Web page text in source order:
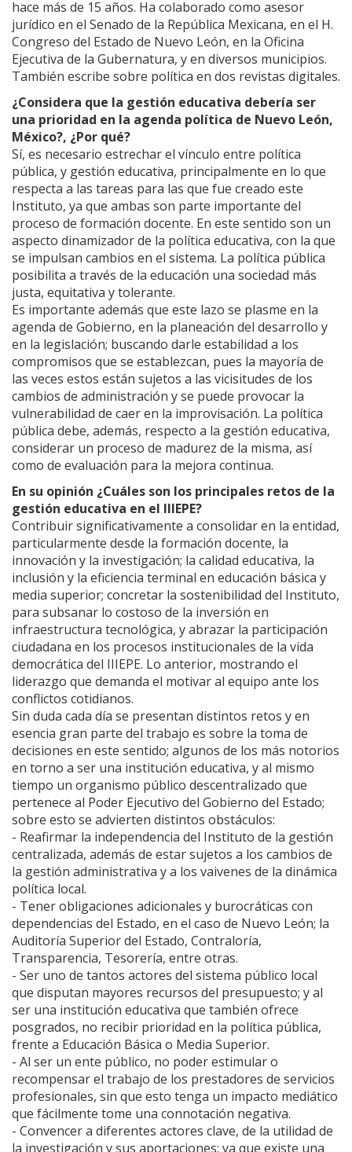
hace más de 15 años. Ha colaborado como asesor
jurídico en el Senado de la República Mexicana, en el H.
Congreso del Estado de Nuevo León, en la Oficina
Ejecutiva de la Gubernatura, y en diversos municipios.
También escribe sobre política en dos revistas digitales.
¿Considera que la gestión educativa debería ser
una prioridad en la agenda política de Nuevo León,
México?, ¿Por qué?
Sí, es necesario estrechar el vínculo entre política
pública, y gestión educativa, principalmente en lo que
respecta a las tareas para las que fue creado este
Instituto, ya que ambas son parte importante del
proceso de formación docente. En este sentido son un
aspecto dinamizador de la política educativa, con la que
se impulsan cambios en el sistema. La política pública
posibilita a través de la educación una sociedad más
justa, equitativa y tolerante.
Es importante además que este lazo se plasme en la
agenda de Gobierno, en la planeación del desarrollo y
en la legislación; buscando darle estabilidad a los
compromisos que se establezcan, pues la mayoría de
las veces estos están sujetos a las vicisitudes de los
cambios de administración y se puede provocar la
vulnerabilidad de caer en la improvisación. La política
pública debe, además, respecto a la gestión educativa,
considerar un proceso de madurez de la misma, así
como de evaluación para la mejora continua.
En su opinión ¿Cuáles son los principales retos de la
gestión educativa en el IIIEPE?
Contribuir significativamente a consolidar en la entidad,
particularmente desde la formación docente, la
innovación y la investigación; la calidad educativa, la
inclusión y la eficiencia terminal en educación básica y
media superior; concretar la sostenibilidad del Instituto,
para subsanar lo costoso de la inversión en
infraestructura tecnológica, y abrazar la participación
ciudadana en los procesos institucionales de la vida
democrática del IIIEPE. Lo anterior, mostrando el
liderazgo que demanda el motivar al equipo ante los
conflictos cotidianos.
Sin duda cada día se presentan distintos retos y en
esencia gran parte del trabajo es sobre la toma de
decisiones en este sentido; algunos de los más notorios
en torno a ser una institución educativa, y al mismo
tiempo un organismo público descentralizado que
pertenece al Poder Ejecutivo del Gobierno del Estado;
sobre esto se advierten distintos obstáculos:
- Reafirmar la independencia del Instituto de la gestión
centralizada, además de estar sujetos a los cambios de
la gestión administrativa y a los vaivenes de la dinámica
política local.
- Tener obligaciones adicionales y burocráticas con
dependencias del Estado, en el caso de Nuevo León; la
Auditoría Superior del Estado, Contraloría,
Transparencia, Tesorería, entre otras.
- Ser uno de tantos actores del sistema público local
que disputan mayores recursos del presupuesto; y al
ser una institución educativa que también ofrece
posgrados, no recibir prioridad en la política pública,
frente a Educación Básica o Media Superior.
- Al ser un ente público, no poder estimular o
recompensar el trabajo de los prestadores de servicios
profesionales, sin que esto tenga un impacto mediático
que fácilmente tome una connotación negativa.
- Convencer a diferentes actores clave, de la utilidad de
la investigación y sus aportaciones; ya que existe una